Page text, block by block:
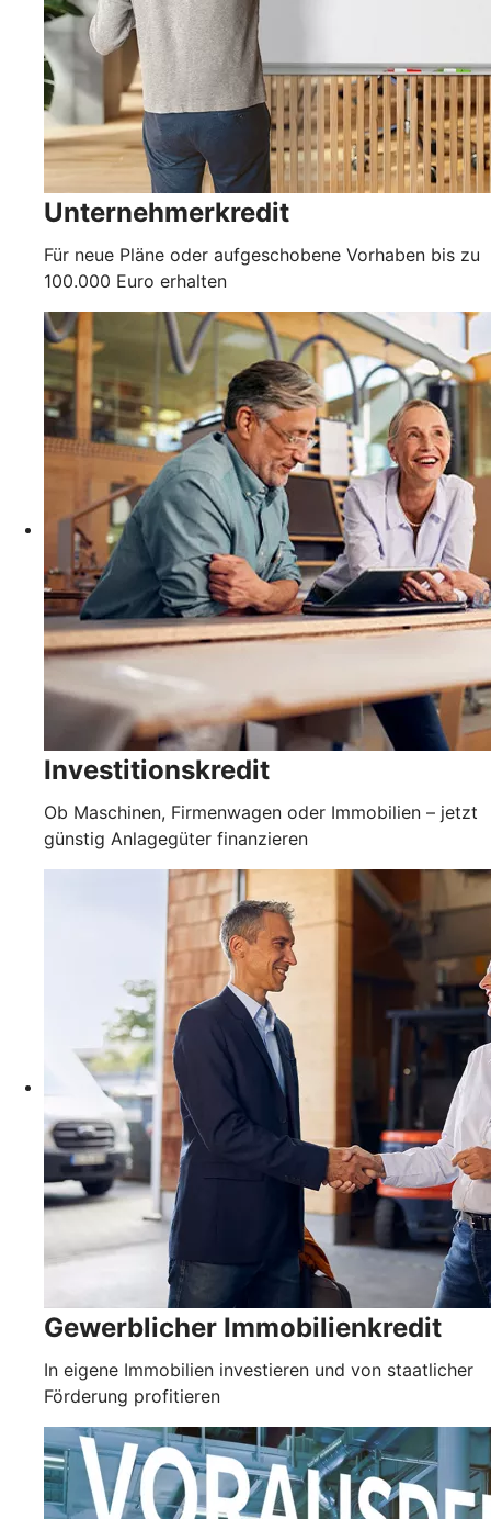
Unternehmerkredit
Für neue Pläne oder aufgeschobene Vorhaben bis zu
100.000 Euro erhalten
Investitionskredit
Ob Maschinen, Firmenwagen oder Immobilien – jetzt
günstig Anlagegüter finanzieren
Gewerblicher Immobilienkredit
In eigene Immobilien investieren und von staatlicher
Förderung profitieren